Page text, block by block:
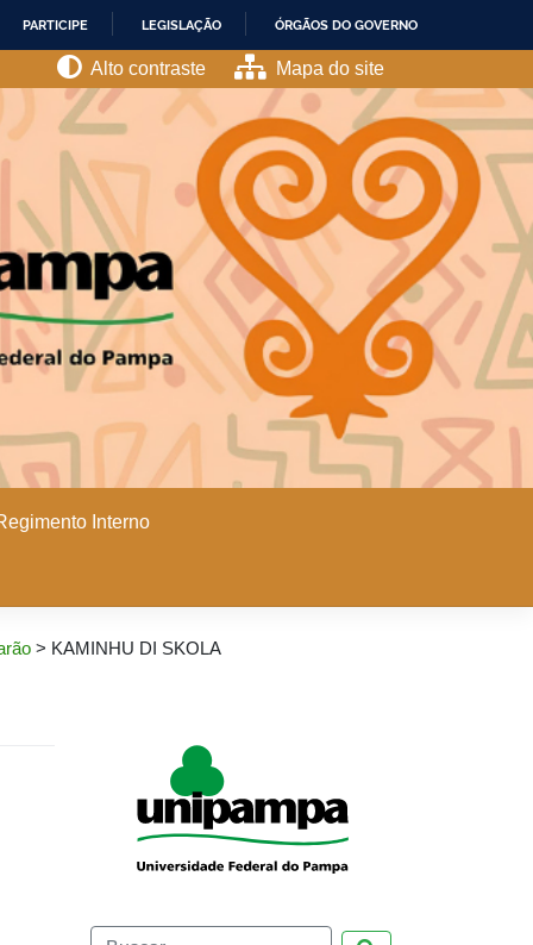
PARTICIPE LEGISLAÇÃO ÓRGÃOS DO GOVERNO
Alto contraste Mapa do site
Interno
> KAMINHU DI SKOLA